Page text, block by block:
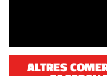
ALTRES